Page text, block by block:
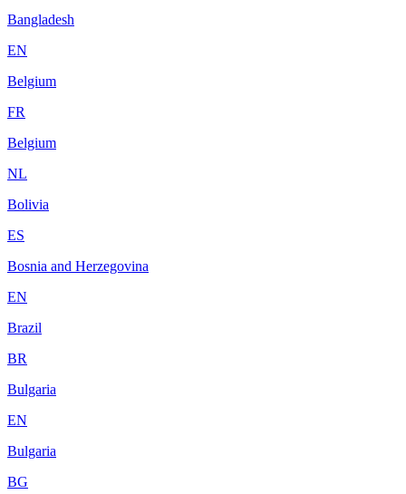
Bangladesh
EN
Belgium
FR
Belgium
NL
Bolivia
ES
Bosnia and Herzegovina
EN
Brazil
BR
Bulgaria
EN
Bulgaria
BG